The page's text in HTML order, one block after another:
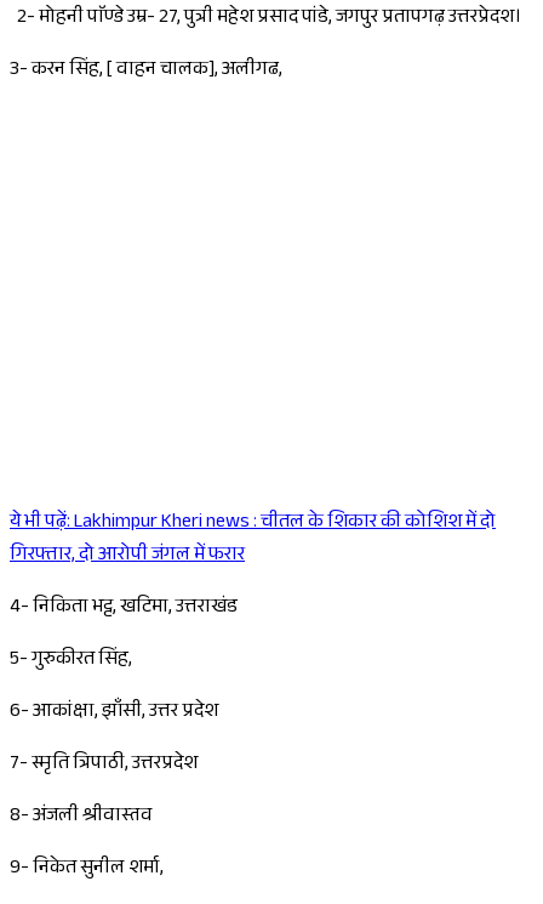
2- मोहनी पाॅण्डे उम्र- 27, पुत्री महेश प्रसाद पांडे, जगपुर प्रतापगढ़ उत्तरप्रेदश।
3- करन सिंह, [ वाहन चालक], अलीगढ,
Sponsored
ये भी पढ़ें:Lakhimpur Kheri news : चीतल के शिकार की कोशिश में दो
गिरफ्तार, दो आरोपी जंगल में फरार
4- निकिता भट्ट, खटिमा, उत्तराखंड
5- गुरुकीरत सिंह,
6- आकांक्षा, झाँसी, उत्तर प्रदेश
7- स्मृति त्रिपाठी, उत्तरप्रदेश
8- अंजली श्रीवास्तव
9- निकेत सुनील शर्मा,